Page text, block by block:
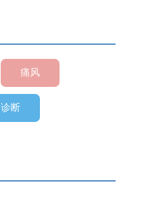
痛风
诊断